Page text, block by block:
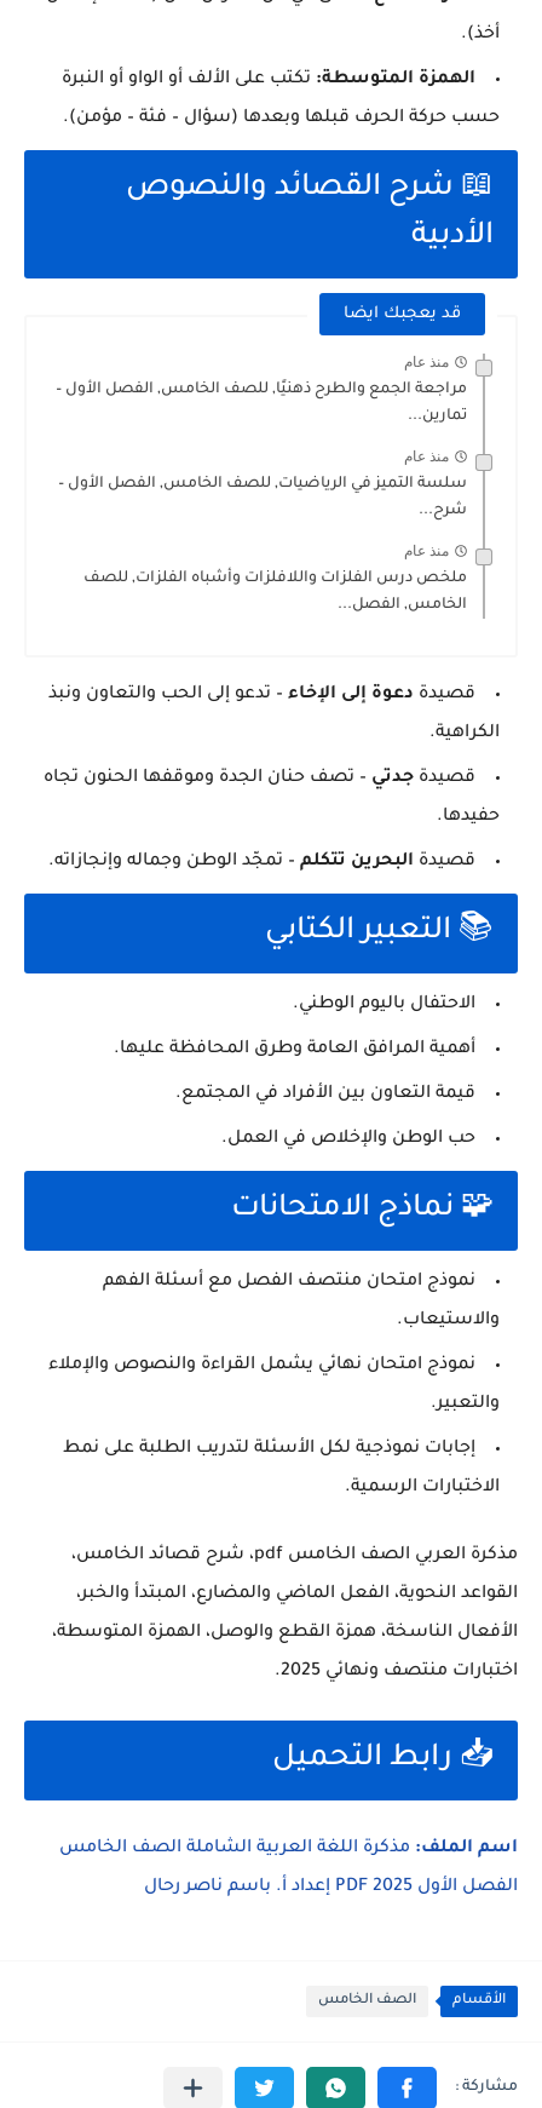
أخذ).
الهمزة المتوسطة: تكتب على الألف أو الواو أو النبرة
حسب حركة الحرف قبلها وبعدها (سؤال – فئة – مؤمن).
📖 شرح القصائد والنصوص
الأدبية
قد يعجبك ايضا
منذ عام
مراجعة الجمع والطرح ذهنيًا, للصف الخامس, الفصل الأول –
تمارين...
منذ عام
سلسة التميز في الرياضيات, للصف الخامس, الفصل الأول –
شرح...
منذ عام
ملخص درس الفلزات واللافلزات وأشباه الفلزات, للصف
الخامس, الفصل...
قصيدة دعوة إلى الإخاء – تدعو إلى الحب والتعاون ونبذ
الكراهية.
قصيدة جدتي – تصف حنان الجدة وموقفها الحنون تجاه
حفيدها.
قصيدة البحرين تتكلم – تمجّد الوطن وجماله وإنجازاته.
📚 التعبير الكتابي
الاحتفال باليوم الوطني.
أهمية المرافق العامة وطرق المحافظة عليها.
قيمة التعاون بين الأفراد في المجتمع.
حب الوطن والإخلاص في العمل.
🧩 نماذج الامتحانات
نموذج امتحان منتصف الفصل مع أسئلة الفهم
والاستيعاب.
نموذج امتحان نهائي يشمل القراءة والنصوص والإملاء
والتعبير.
إجابات نموذجية لكل الأسئلة لتدريب الطلبة على نمط
الاختبارات الرسمية.
مذكرة العربي الصف الخامس pdf، شرح قصائد الخامس،
القواعد النحوية، الفعل الماضي والمضارع، المبتدأ والخبر،
الأفعال الناسخة، همزة القطع والوصل، الهمزة المتوسطة،
اختبارات منتصف ونهائي 2025.
📥 رابط التحميل
اسم الملف: مذكرة اللغة العربية الشاملة الصف الخامس
الفصل الأول 2025 PDF إعداد أ. باسم ناصر رحال
الأقسام الصف الخامس